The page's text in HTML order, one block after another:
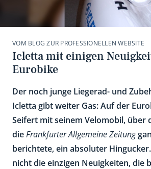
VOM BLOG ZUR PROFESSIONELLEN WEBSITE
Icletta mit einigen
Eurobike
Der noch junge Liegerad- und
Icletta gibt weiter Gas: Auf der
Seifert mit seinem Velomobil, über
dieFrankfurter Allgemeine Zeitung
berichtete, ein absoluter
nicht die einzigen Neuigkeiten, die